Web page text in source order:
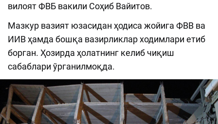
вилоят ФВБ вакили Соҳиб Вайитов.
Мазкур вазият юзасидан ҳодиса жойига ФВВ ва
ИИВ ҳамда бошқа вазирликлар ходимлари етиб
борган. Ҳозирда ҳолатнинг келиб чиқиш
сабаблари ўрганилмоқда.